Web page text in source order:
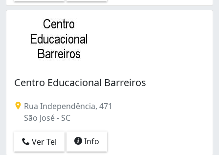
Centro Educacional Barreiros
Rua Independência, 471
São José - SC
Ver Tel Info